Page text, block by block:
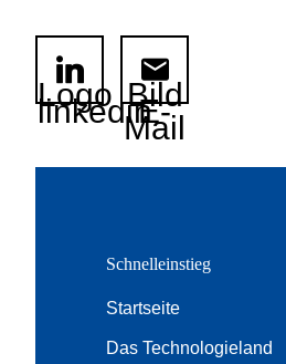
Logo
linkedinBild
E-
Mail
Schnelleinstieg
Startseite
Das Technologieland